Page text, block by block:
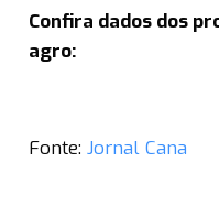
Confira dados dos
agro:
Fonte: Jornal Cana